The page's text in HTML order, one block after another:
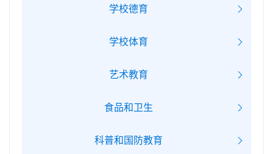
学校德育
学校体育
艺术教育
食品和卫生
科普和国防教育